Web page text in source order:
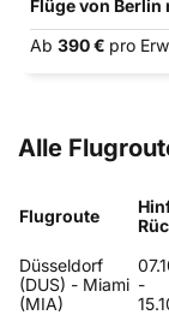
Flüge von Berlin
Ab 390 € pro
Alle
Flugroute
Düsseldorf
(DUS) - Miami
(MIA)
-